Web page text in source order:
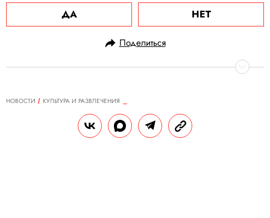
ДА НЕТ
Поделиться
НОВОСТИ
КУЛЬТУРА И РАЗВЛЕЧЕНИЯ
В Москве открылась выставка